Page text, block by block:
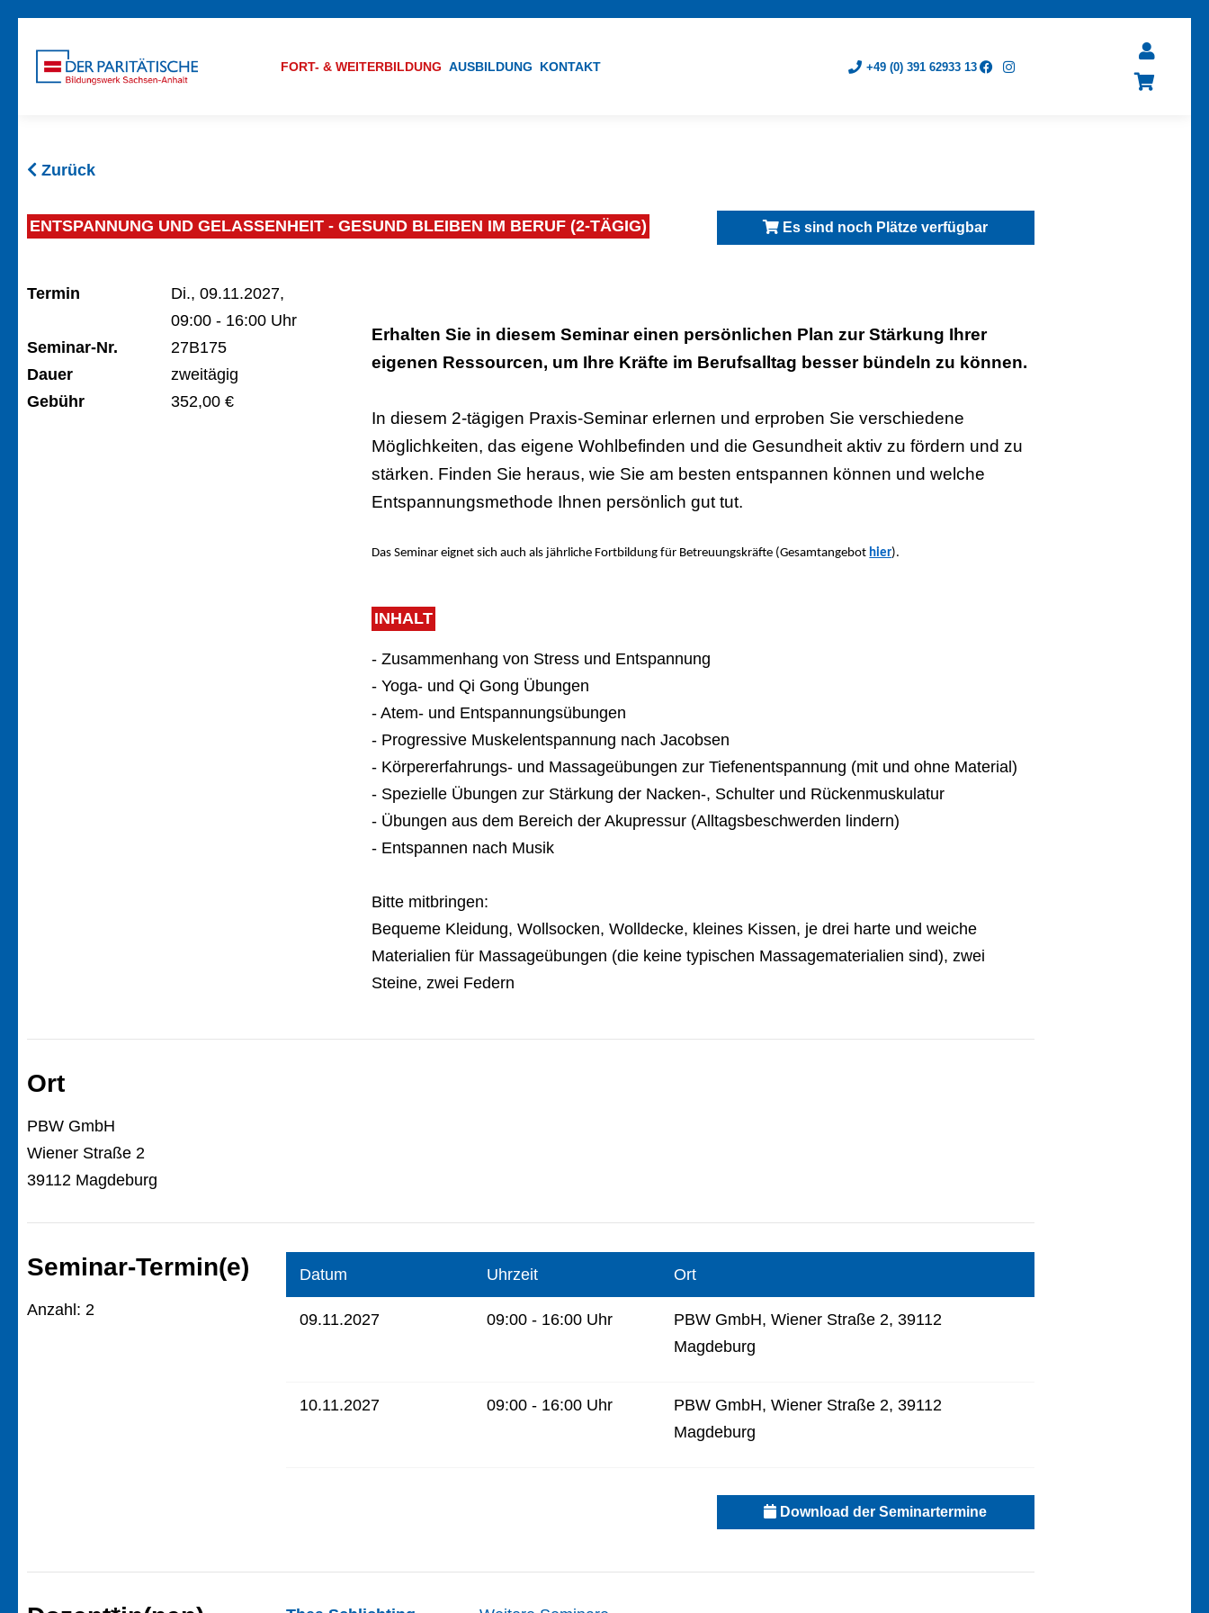
FORT- & WEITERBILDUNG AUSBILDUNG KONTAKT +49 (0) 391 62933 13
Zurück
ENTSPANNUNG UND GELASSENHEIT - GESUND BLEIBEN IM BERUF (2-TÄGIG) Es sind noch Plätze verfügbar
Termin
Di., 09.11.2027,
09:00 - 16:00 Uhr
Seminar-Nr.
27B175
Dauer
zweitägig
Gebühr
352,00 €
Erhalten Sie in diesem Seminar einen persönlichen Plan zur Stärkung Ihrer
eigenen Ressourcen, um Ihre Kräfte im Berufsalltag besser bündeln zu können.
In diesem 2-tägigen Praxis-Seminar erlernen und erproben Sieverschiedene
Möglichkeiten, das eigene Wohlbefinden und die Gesundheit aktiv zu fördern und zu
stärken. Finden Sie heraus, wie Sie am besten entspannen können und welche
Entspannungsmethode Ihnen persönlich gut tut.
Das Seminar eignet sich auch als jährliche Fortbildung für Betreuungskräfte (Gesamtangebot hier).
INHALT
- Zusammenhang von Stress und Entspannung
- Yoga- und Qi Gong Übungen
- Atem- und Entspannungsübungen
- Progressive Muskelentspannung nach Jacobsen
- Körpererfahrungs- und Massageübungen zur Tiefenentspannung (mit und ohne Material)
- Spezielle Übungen zur Stärkung der Nacken-, Schulter und Rückenmuskulatur
- Übungen aus dem Bereich der Akupressur (Alltagsbeschwerden lindern)
- Entspannen nach Musik
Bitte mitbringen:
Bequeme Kleidung, Wollsocken, Wolldecke, kleines Kissen, je drei harte und weiche
Materialien für Massageübungen (die keine typischen Massagematerialien sind), zwei
Steine, zwei Federn
Ort
PBW GmbH
Wiener Straße 2
39112 Magdeburg
Seminar-Termin(e)
Anzahl: 2
Datum Uhrzeit Ort
09.11.2027 09:00 - 16:00 Uhr
PBW GmbH, Wiener Straße 2, 39112
Magdeburg
10.11.2027 09:00 - 16:00 Uhr
PBW GmbH, Wiener Straße 2, 39112
Magdeburg
Download der Seminartermine